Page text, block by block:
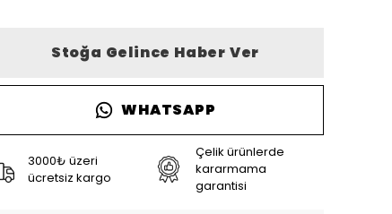
Stoğa Gelince Haber Ver
WHATSAPP
3000₺ üzeri
ücretsiz kargo
Çelik ürünlerde
kararmama
garantisi